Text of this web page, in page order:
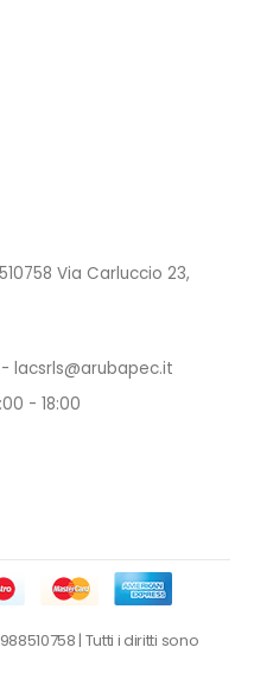
Via Carluccio 23,
- lacsrls@arubapec.it
- 18:00
| Tutti i diritti sono